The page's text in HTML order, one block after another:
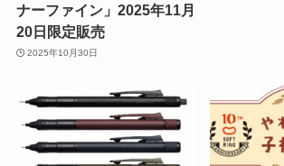
ナーファイン」2025年11月
20日限定販売
2025年10月30日